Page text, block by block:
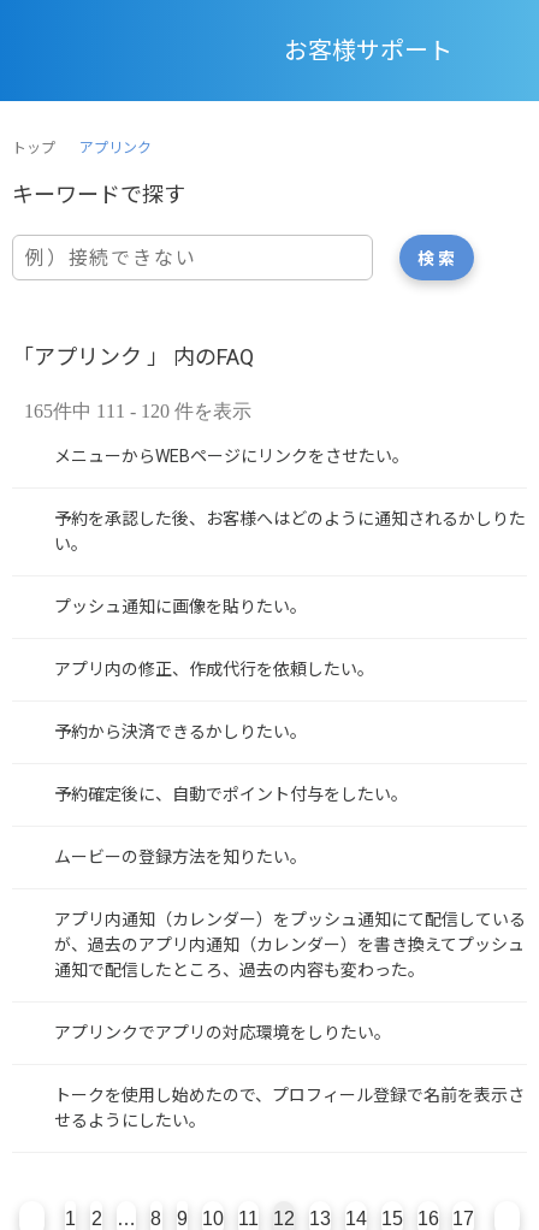
お客様サポート
トップ アプリンク
「アプリンク 」 内のFAQ
165件中 111 - 120 件を表示
メニューからWEBページにリンクをさせたい。
予約を承認した後、お客様へはどのように通知されるかしりた
い。
プッシュ通知に画像を貼りたい。
アプリ内の修正、作成代行を依頼したい。
予約から決済できるかしりたい。
予約確定後に、自動でポイント付与をしたい。
ムービーの登録方法を知りたい。
アプリ内通知（カレンダー）をプッシュ通知にて配信している
が、過去のアプリ内通知（カレンダー）を書き換えてプッシュ
通知で配信したところ、過去の内容も変わった。
アプリンクでアプリの対応環境をしりたい。
トークを使用し始めたので、プロフィール登録で名前を表示さ
せるようにしたい。
1 2 … 8 9 10 11 12 13 14 15 16 17